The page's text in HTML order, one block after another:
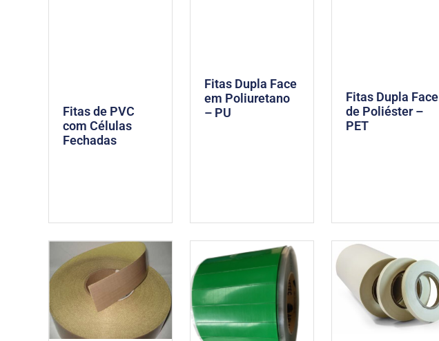
Fitas de PVC
com Células
Fechadas
Fitas Dupla Face
em Poliuretano
– PU
Fitas Dupla Face
de Poliéster –
PET